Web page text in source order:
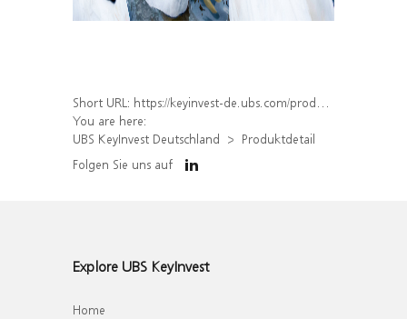
Short URL: https://keyinvest-de.ubs.com/produkt/detail/index/isin/DE000WA54AZ3
You are here:
UBS KeyInvest Deutschland
Produktdetail
Folgen Sie uns auf
Explore UBS KeyInvest
Home